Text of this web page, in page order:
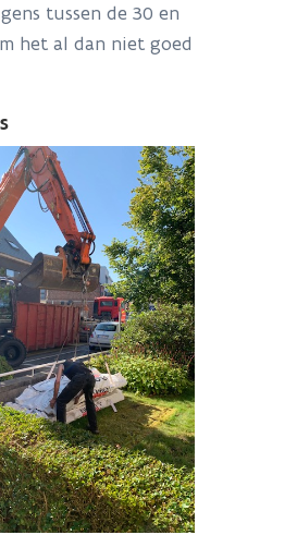
tussen de 30 en
het al dan niet goed